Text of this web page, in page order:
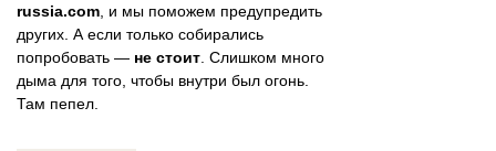
russia.com , и мы поможем предупредить
других. А если только собирались
попробовать — не стоит . Слишком много
дыма для того, чтобы внутри был огонь.
Там пепел.